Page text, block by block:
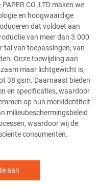
CO.,LTD maken we
en hoogwaardige
dat voldoet aan
van meer dan 3.000
tal van toepassingen, van
Onze toewijding aan
maar lichtgewicht is,
38 gsm. Daarnaast bieden
en specificaties, waardoor
op hun merkidentiteit
milieubeschermingsbeleid
waardoor wij de
consumenten.
aan